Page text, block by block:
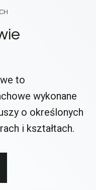
to
wykonane
o określonych
i kształtach.